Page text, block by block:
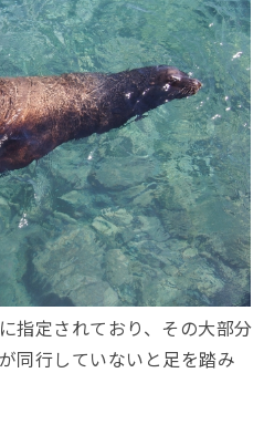
指定されており、その大部分
同行していないと足を踏み